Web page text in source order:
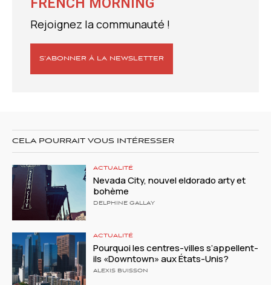
FRENCH MORNING
Rejoignez la communauté !
S’ABONNER À LA NEWSLETTER
CELA POURRAIT VOUS INTÉRESSER
ACTUALITÉ
Nevada City, nouvel eldorado arty et
bohème
DELPHINE GALLAY
ACTUALITÉ
Pourquoi les centres-villes s’appellent-
ils «Downtown» aux États-Unis?
ALEXIS BUISSON